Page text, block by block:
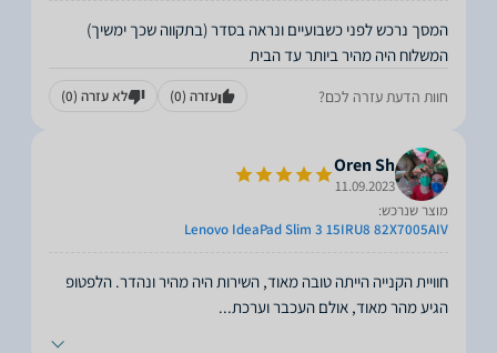
המשלוח היה מהיר ביותר עד הבית
חוות הדעת עזרה לכם? עזרה (0) לא עזרה (0)
Oren Sh
11.09.2023
מוצר שנרכש:
Lenovo IdeaPad Slim 3 15IRU8 82X7005AIV
חוויית הקנייה הייתה טובה מאוד, השירות היה מהיר ונהדר. הלפטופ
הגיע מהר מאוד, אולם העכבר וערכת...